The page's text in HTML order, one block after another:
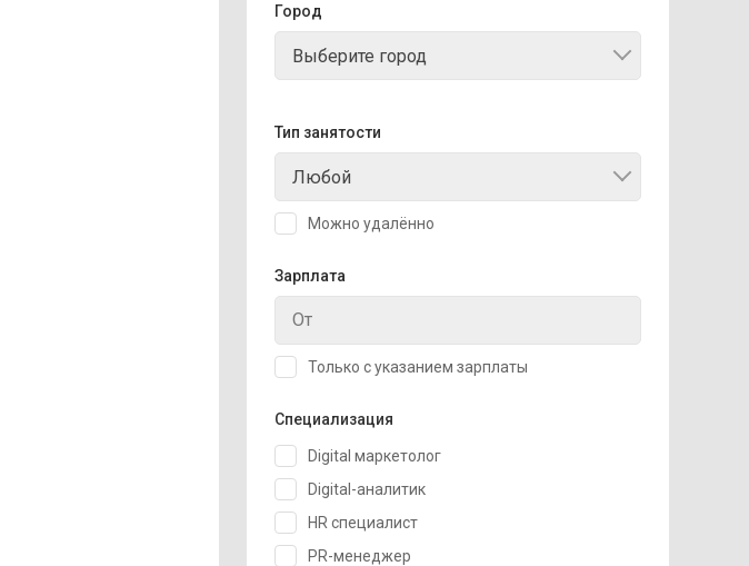
Город
Выберите город
Тип занятости
Любой
Можно удалённо
Зарплата
Только с указанием зарплаты
Специализация
Digital маркетолог
Digital-аналитик
HR специалист
PR-менеджер